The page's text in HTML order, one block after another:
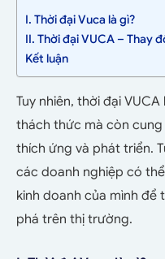
I. Thời đại Vuca là gì?
II. Thời đại VUCA – Thay
Kết luận
Tuy nhiên, thời đại
thách thức mà còn
thích ứng và phát triển.
các doanh nghiệp có
kinh doanh của mình
phá trên thị trường.